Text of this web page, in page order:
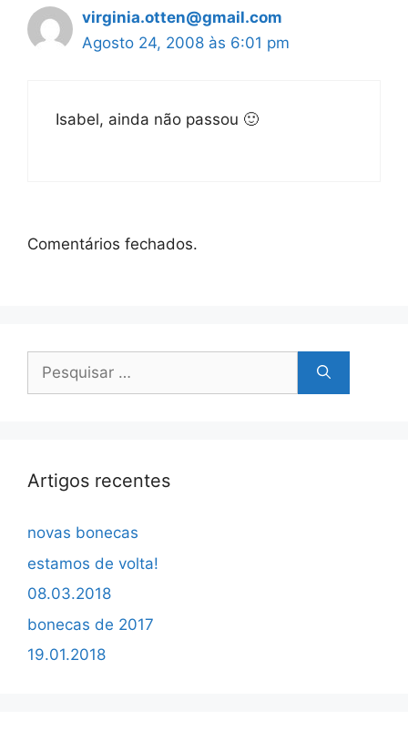
virginia.otten@gmail.com
Agosto 24, 2008 às 6:01 pm
Isabel, ainda não passou 🙂
Comentários fechados.
Pesquisar
Artigos recentes
novas bonecas
estamos de volta!
08.03.2018
bonecas de 2017
19.01.2018